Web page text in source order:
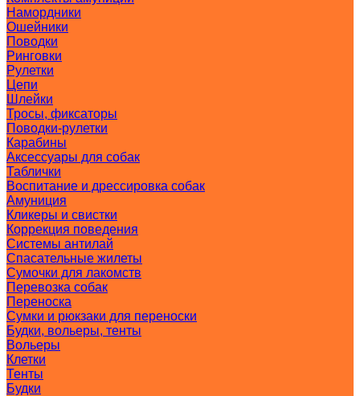
Намордники
Ошейники
Поводки
Ринговки
Рулетки
Цепи
Шлейки
Тросы, фиксаторы
Поводки-рулетки
Карабины
Аксессуары для собак
Таблички
Воспитание и дрессировка собак
Амуниция
Кликеры и свистки
Коррекция поведения
Системы антилай
Спасательные жилеты
Сумочки для лакомств
Перевозка собак
Переноска
Сумки и рюкзаки для переноски
Будки, вольеры, тенты
Вольеры
Клетки
Тенты
Будки